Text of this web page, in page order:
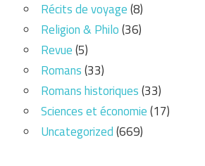
Récits de voyage(8)
Religion & Philo(36)
Revue(5)
Romans(33)
Romans historiques(33)
Sciences et économie(17)
Uncategorized(669)